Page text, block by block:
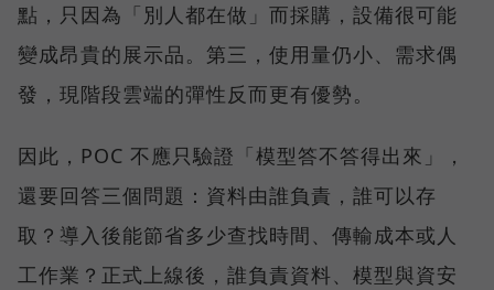
點，只因為「別人都在做」而採購，設備很可能
變成昂貴的展示品。第三，使用量仍小、需求偶
發，現階段雲端的彈性反而更有優勢。
因此，POC 不應只驗證「模型答不答得出來」，
還要回答三個問題：資料由誰負責，誰可以存
取？導入後能節省多少查找時間、傳輸成本或人
工作業？正式上線後，誰負責資料、模型與資安